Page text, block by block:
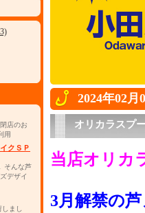
店のお
用
クＳＰ
そんな芦
デザイ
まし
2024年02月
オリカラスプ
当店オリカ
3月解禁の